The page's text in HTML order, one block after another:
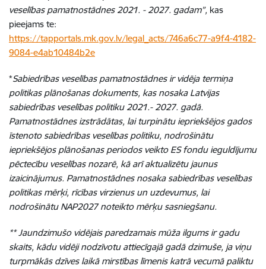
veselības pamatnostādnes 2021. - 2027. gadam”, kas
pieejams te:
https://tapportals.mk.gov.lv/legal_acts/746a6c77-a9f4-4182-
9084-e4ab10484b2e
*Sabiedrības veselības pamatnostādnes ir vidēja termiņa
politikas plānošanas dokuments, kas nosaka Latvijas
sabiedrības veselības politiku 2021.- 2027. gadā.
Pamatnostādnes izstrādātas, lai turpinātu iepriekšējos gados
īstenoto sabiedrības veselības politiku, nodrošinātu
iepriekšējos plānošanas periodos veikto ES fondu ieguldījumu
pēctecību veselības nozarē, kā arī aktualizētu jaunus
izaicinājumus. Pamatnostādnes nosaka sabiedrības veselības
politikas mērķi, rīcības virzienus un uzdevumus, lai
nodrošinātu NAP2027 noteikto mērķu sasniegšanu.
** Jaundzimušo vidējais paredzamais mūža ilgums ir gadu
skaits, kādu vidēji nodzīvotu attiecīgajā gadā dzimuše, ja viņu
turpmākās dzīves laikā mirstības līmenis katrā vecumā paliktu